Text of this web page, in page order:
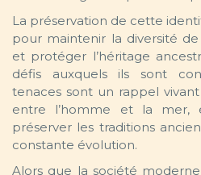
La préservation de cette
pour maintenir la diversité
et protéger l’héritage
défis auxquels ils sont
tenaces sont un rappel
entre l’homme et la mer,
préserver les traditions
constante évolution.
Alors que la société